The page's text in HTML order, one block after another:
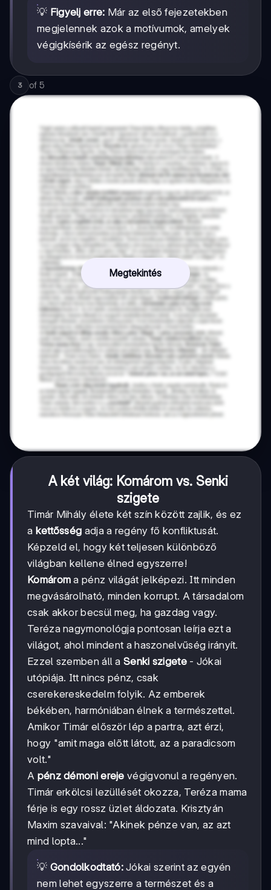
💡 Figyelj erre: Már az első fejezetekben
megjelennek azok a motívumok, amelyek
végigkísérik az egész regényt.
3 of 5
Megtekintés
A két világ: Komárom vs. Senki
szigete
Timár Mihály élete két szín között zajlik, és ez
a kettősség adja a regény fő konfliktusát.
Képzeld el, hogy két teljesen különböző
világban kellene élned egyszerre!
Komárom a pénz világát jelképezi. Itt minden
megvásárolható, minden korrupt. A társadalom
csak akkor becsül meg, ha gazdag vagy.
Teréza nagymonológja pontosan leírja ezt a
világot, ahol mindent a haszonelvűség irányít.
Ezzel szemben áll a Senki szigete- Jókai
utópiája. Itt nincs pénz, csak
cserekereskedelm folyik. Az emberek
békében, harmóniában élnek a természettel.
Amikor Timár először lép a partra, azt érzi,
hogy "amit maga előtt látott, az a paradicsom
volt."
A pénz démoni ereje végigvonul a regényen.
Timár erkölcsi lezüllését okozza, Teréza mama
férje is egy rossz üzlet áldozata. Krisztyán
Maxim szavaival: "Akinek pénze van, az azt
mind lopta..."
💡 Gondolkodtató:Jókai szerint az egyén
nem lehet egyszerre a természet és a